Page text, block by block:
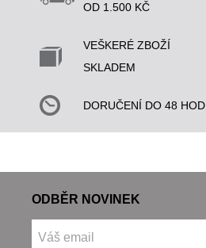
OD 1.500 KČ
VEŠKERÉ ZBOŽÍ
SKLADEM
DORUČENÍ DO 48 HOD.
ODBĚR NOVINEK